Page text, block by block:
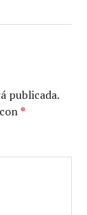
publicada.
*